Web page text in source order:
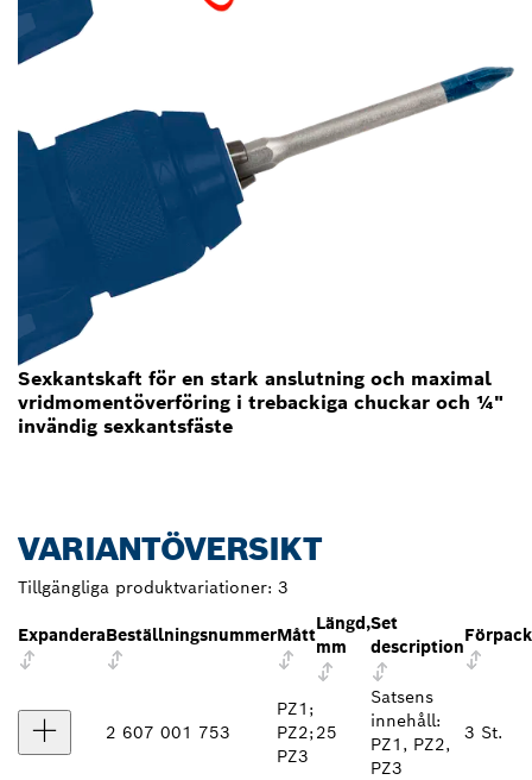
Sexkantskaft för en stark anslutning och maximal
vridmomentöverföring i trebackiga chuckar och ¼"
invändig sexkantsfäste
VARIANTÖVERSIKT
Tillgängliga produktvariationer: 3
ExpanderaBeställningsnummerMått
Längd,
mm
Set
description
2 607 001 753
PZ1;
PZ2;
PZ3
25
Satsens
innehåll:
PZ1, PZ2,
PZ3
3 St.